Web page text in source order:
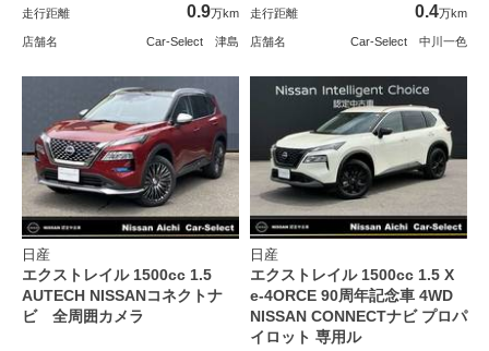
走行距離
0.9万km
店舗名 Car-Select 津島
走行距離
0.4万km
店舗名 Car-Select 中川一色
日産
エクストレイル 1500cc 1.5
AUTECH NISSANコネクトナ
ビ 全周囲カメラ
日産
エクストレイル 1500cc 1.5 X
e-4ORCE 90周年記念車 4WD
NISSAN CONNECTナビ プロパ
イロット 専用ル